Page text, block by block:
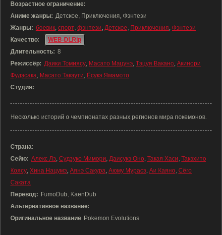
Возрастное ограничение:
Аниме жанры: Детское, Приключения, Фэнтези
Жанры: боевик, спорт, фэнтези, Детское, Приключения, Фэнтези
Качество:
WEB-DLRip
Длительность: 8
Режиссёр: Даики Томиясу, Масато Мацунэ, Тэцуя Вакано, Акинори
Фудэсака, Масато Такэути, Ёсукэ Ямамото
Студия:
Несколько историй о чемпионатах разных регионов мира покемонов.
Страна:
Сейю: Алекс Лэ, Судзуко Мимори, Даисукэ Оно, Такая Хаси, Такэхито
Коясу, Хина Нацумэ, Аянэ Сакура, Аюму Мурасэ, Аи Каяно, Сёго
Саката
Перевод: FumoDub, KaenDub
Альтернативное название:
Оригинальное название Pokemon Evolutions